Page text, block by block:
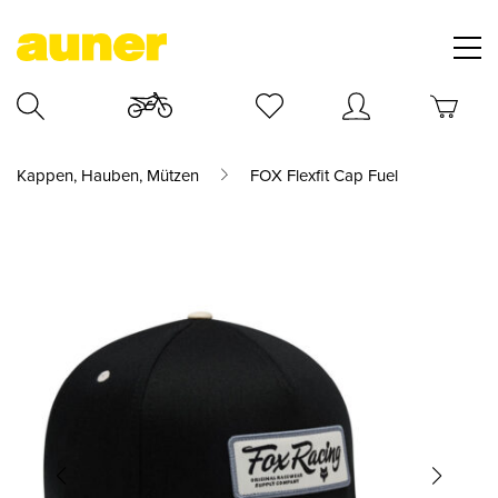
Kappen, Hauben, Mützen FOX Flexfit Cap Fuel